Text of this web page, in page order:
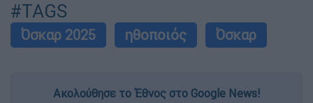
#TAGS
Όσκαρ 2025 ηθοποιός Όσκαρ
Ακολούθησε το Έθνος στο Google News!